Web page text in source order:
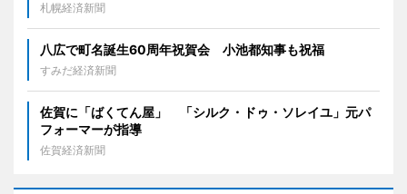
札幌経済新聞
八広で町名誕生60周年祝賀会 小池都知事も祝福
すみだ経済新聞
佐賀に「ばくてん屋」 「シルク・ドゥ・ソレイユ」元パ
フォーマーが指導
佐賀経済新聞